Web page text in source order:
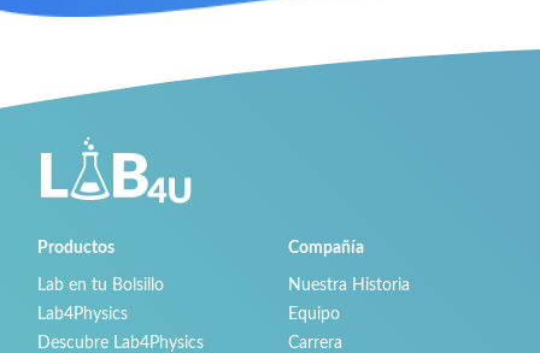
Productos
Lab en tu Bolsillo
Lab4Physics
Descubre Lab4Physics
Compañía
Nuestra Historia
Equipo
Carrera